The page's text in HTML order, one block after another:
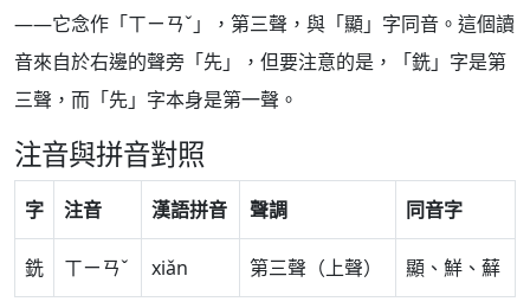
——它念作「ㄒㄧㄢˇ」，第三聲，與「顯」字同音。這個讀
音來自於右邊的聲旁「先」，但要注意的是，「銑」字是第
三聲，而「先」字本身是第一聲。
注音與拼音對照
字 注音 漢語拼音 聲調 同音字
銑 ㄒㄧㄢˇ xiǎn 第三聲（上聲） 顯、鮮、蘚